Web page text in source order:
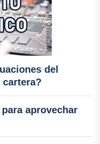
del
aprovechar